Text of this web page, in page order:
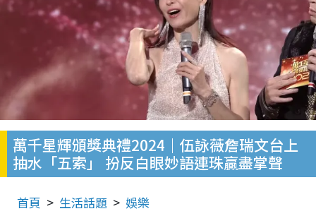
萬千星輝頒獎典禮2024｜伍詠薇詹瑞文台上
抽水「五索」 扮反白眼妙語連珠贏盡掌聲
首頁 生活話題 娛樂